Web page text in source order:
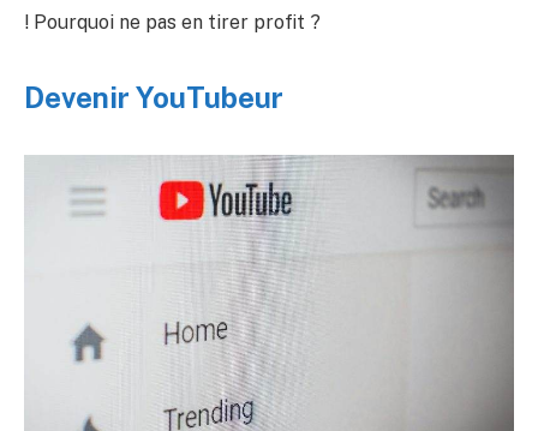
! Pourquoi ne pas en tirer profit ?
Devenir YouTubeur